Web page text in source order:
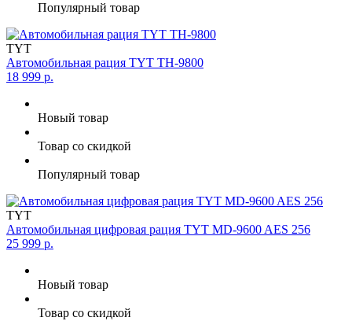
Популярный товар
TYT
Автомобильная рация TYT TH-9800
18 999 р.
Новый товар
Товар со скидкой
Популярный товар
TYT
Автомобильная цифровая рация TYT MD-9600 AES 256
25 999 р.
Новый товар
Товар со скидкой